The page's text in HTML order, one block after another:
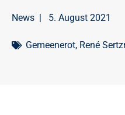
News 5. August 2021
Gemeenerot, René